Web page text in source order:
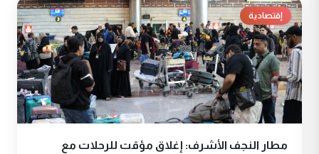
إقتصادية
مطار النجف الأشرف: إغلاق مؤقت للرحلات مع